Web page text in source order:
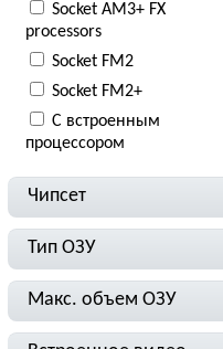
Socket AM3+ FX
processors
Socket FM2
Socket FM2+
С встроенным
процессором
Чипсет
Тип ОЗУ
Макс. объем ОЗУ